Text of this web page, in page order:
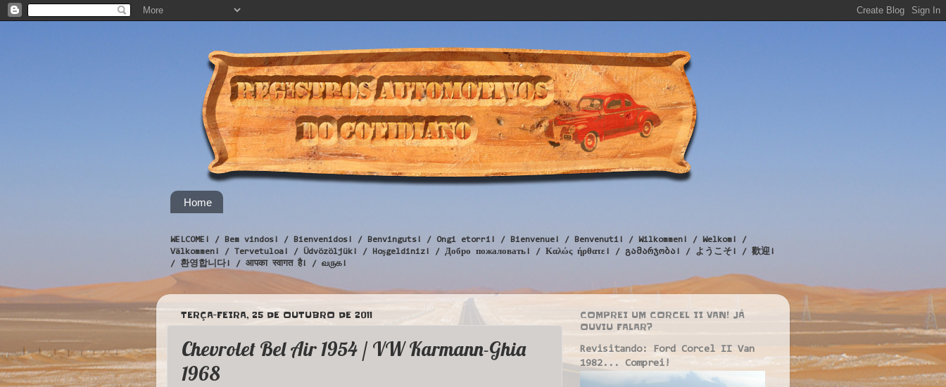
Home
WELCOME! / Bem vindos! / Bienvenidos! / Benvinguts! / Ongi etorri! / Bienvenue! / Benvenuti! / Wilkommen! / Welkom! /
Välkommen! / Tervetuloa! / Üdvözöljük! / Hoşgeldiniz! / Добро пожаловать! / Καλώς ήρθατε! / გამარჯობა! / ようこそ! / 歡迎!
/ 환영합니다! / आपका स्वागत है! / வருக!
TERÇA-FEIRA, 25 DE OUTUBRO DE 2011
Chevrolet Bel Air 1954 / VW Karmann-Ghia
1968
COMPREI UM CORCEL II VAN! JÁ
OUVIU FALAR?
Revisitando: Ford Corcel II Van
1982... Comprei!